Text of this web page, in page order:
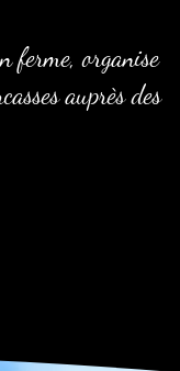
ferme, organise
auprès des